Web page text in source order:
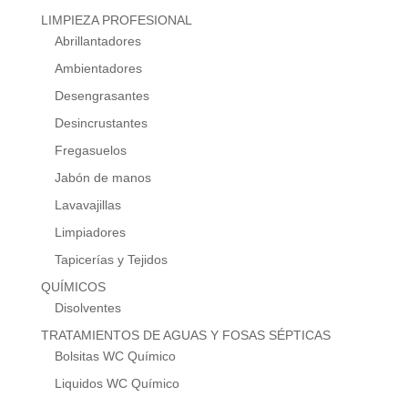
LIMPIEZA PROFESIONAL
Abrillantadores
Ambientadores
Desengrasantes
Desincrustantes
Fregasuelos
Jabón de manos
Lavavajillas
Limpiadores
Tapicerías y Tejidos
QUÍMICOS
Disolventes
TRATAMIENTOS DE AGUAS Y FOSAS SÉPTICAS
Bolsitas WC Químico
Liquidos WC Químico